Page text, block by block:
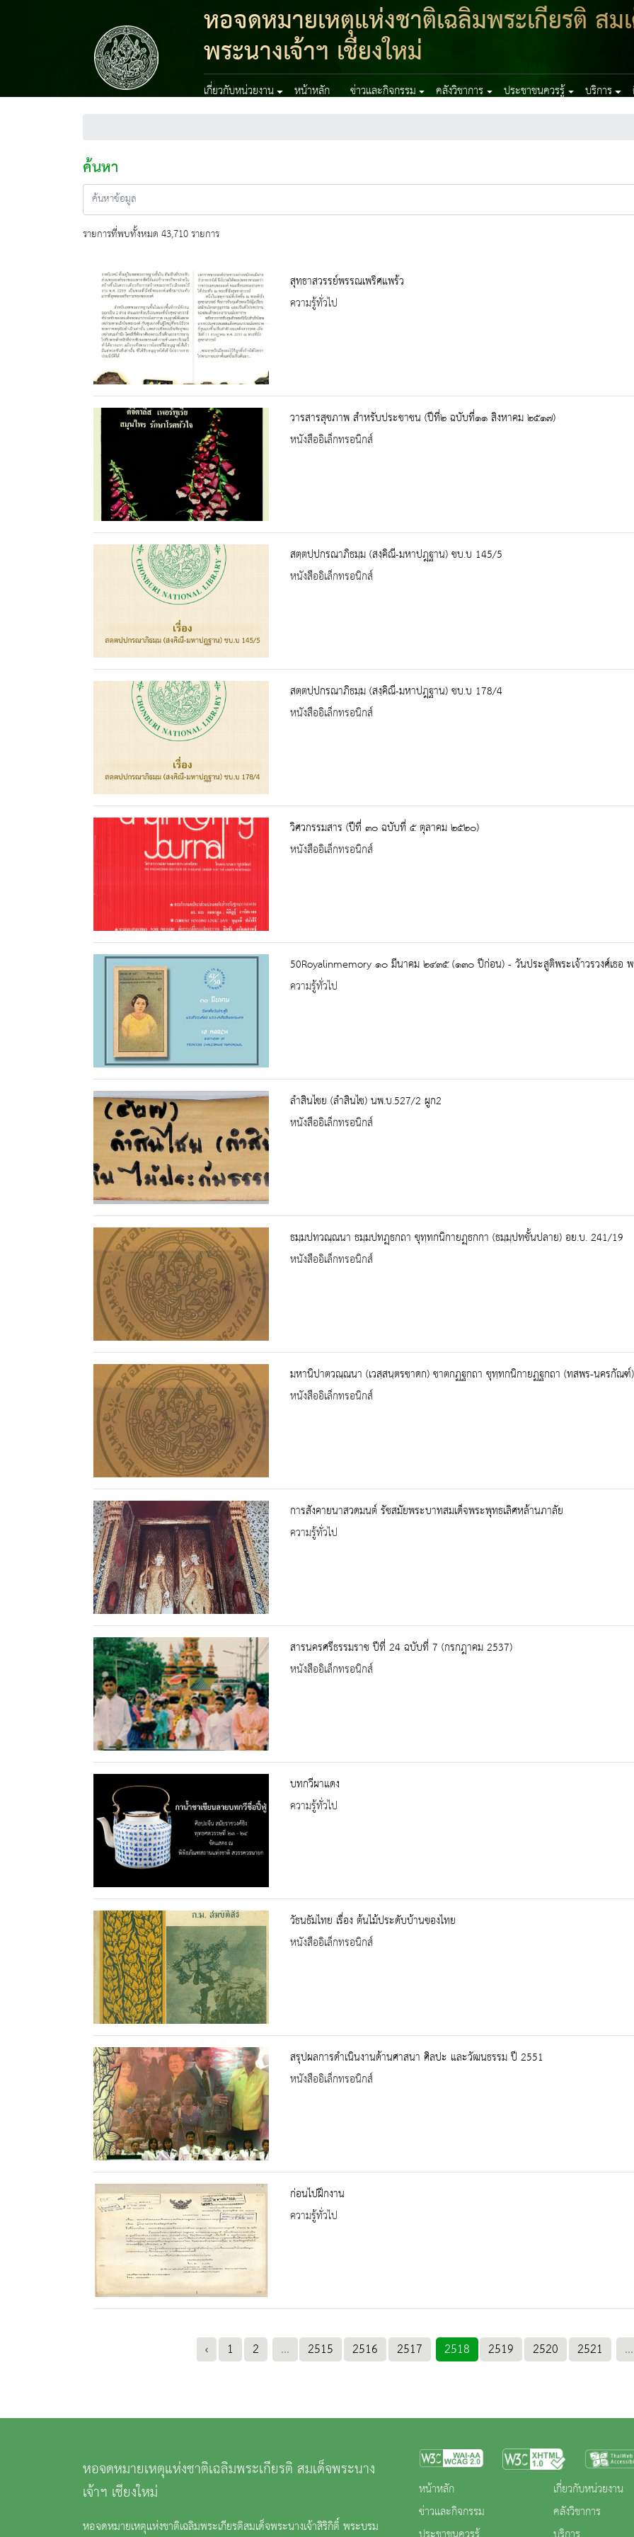
หอจดหมายเหตุแห่งชาติเฉลิมพระเกียรติ สม
พระนางเจ้าฯ เชียงใหม่
เกี่ยวกับหน่วยงาน หน้าหลัก ข่าวและกิจกรรม คลังวิชาการ ประชาชนควรรู้ บริการ
ค้นหา
รายการที่พบทั้งหมด 43,710 รายการ
สุทธาสวรรย์พรรณเพริศแพร้ว
ความรู้ทั่วไป
วารสารสุขภาพ สำหรับประชาชน (ปีที่๒ ฉบับที่๑๑ สิงหาคม ๒๕๑๗)
หนังสืออิเล็กทรอนิกส์
สตฺตปฺปกรณาภิธมฺม (สงฺคิณี-มหาปฎฺฐาน) ชบ.บ 145/5
หนังสืออิเล็กทรอนิกส์
สตฺตปฺปกรณาภิธมฺม (สงฺคิณี-มหาปฎฺฐาน) ชบ.บ 178/4
หนังสืออิเล็กทรอนิกส์
วิศวกรรมสาร (ปีที่ ๓๐ ฉบับที่ ๕ ตุลาคม ๒๕๒๐)
หนังสืออิเล็กทรอนิกส์
50Royalinmemory ๑๐ มีนาคม ๒๔๓๕ (๑๓๐ ปีก่อน) - วันประสูติพระเจ้าวรวงศ์เธอ พร
ความรู้ทั่วไป
ลำสินไชย (ลำสินไช) นพ.บ.527/2 ผูก2
หนังสืออิเล็กทรอนิกส์
ธมฺมปทวณฺณนา ธมฺมปทฏฺธกถา ขุทฺทกนิกายฏฺธกกา (ธมฺมฺปทขั้นปลาย) อย.บ. 241/19
หนังสืออิเล็กทรอนิกส์
มหานิปาตวณฺณนา (เวสฺสนฺตรชาดก) ชาตกฏฐกถา ขุทฺทกนิกายฏฐกถา (ทสพร-นครกัณ
หนังสืออิเล็กทรอนิกส์
การสังคายนาสวดมนต์ รัชสมัยพระบาทสมเด็จพระพุทธเลิศหล้านภาลัย
ความรู้ทั่วไป
สารนครศรีธรรมราช ปีที่ 24 ฉบับที่ 7 (กรกฎาคม 2537)
หนังสืออิเล็กทรอนิกส์
บทกวีผาแดง
ความรู้ทั่วไป
วัธนธัมไทย เรื่อง ต้นไม้ประดับบ้านของไทย
หนังสืออิเล็กทรอนิกส์
สรุปผลการดำเนินงานด้านศาสนา ศิลปะ และวัฒนธรรม ปี 2551
หนังสืออิเล็กทรอนิกส์
ก่อนไปฝึกงาน
ความรู้ทั่วไป
‹ 1 2 ... 2515 2516 2517 2518 2519 2520 2521 ...
หอจดหมายเหตุแห่งชาติเฉลิมพระเกียรติ สมเด็จพระนาง
เจ้าฯ เชียงใหม่
หอจดหมายเหตุแห่งชาติเฉลิมพระเกียรติสมเด็จพระนางเจ้าสิริกิติ์ พระบรม
หน้าหลัก
ข่าวและกิจกรรม
เกี่ยวกับหน่วยงาน
คลังวิชาการ